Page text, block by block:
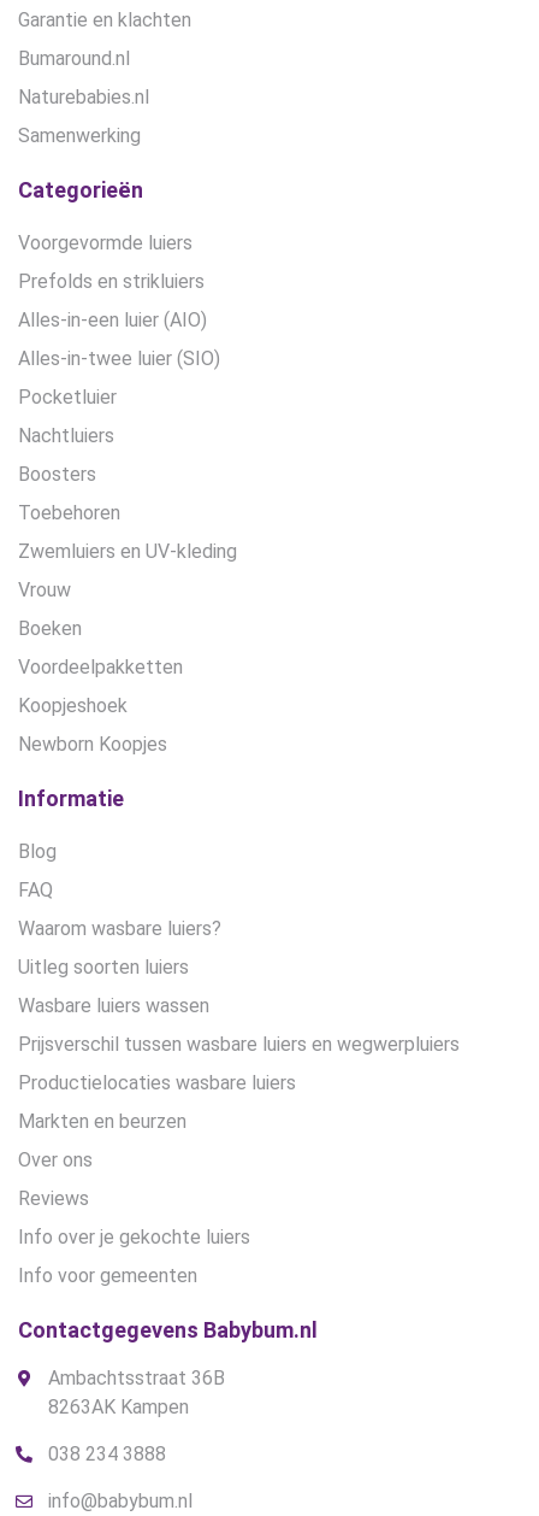
Garantie en klachten
Bumaround.nl
Naturebabies.nl
Samenwerking
Categorieën
Voorgevormde luiers
Prefolds en strikluiers
Alles-in-een luier (AIO)
Alles-in-twee luier (SIO)
Pocketluier
Nachtluiers
Boosters
Toebehoren
Zwemluiers en UV-kleding
Vrouw
Boeken
Voordeelpakketten
Koopjeshoek
Newborn Koopjes
Informatie
Blog
FAQ
Waarom wasbare luiers?
Uitleg soorten luiers
Wasbare luiers wassen
Prijsverschil tussen wasbare luiers en wegwerpluiers
Productielocaties wasbare luiers
Markten en beurzen
Over ons
Reviews
Info over je gekochte luiers
Info voor gemeenten
Contactgegevens Babybum.nl
Ambachtsstraat 36B
8263AK Kampen
038 234 3888
info@babybum.nl